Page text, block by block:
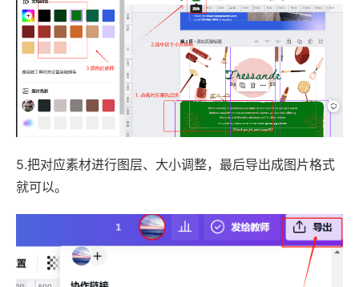
5.把对应素材进行图层、大小调整，最后导出成图片格式
就可以。